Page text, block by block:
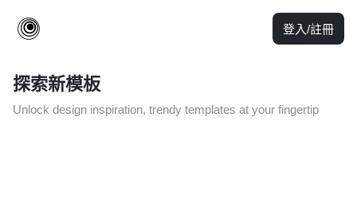
登入/註冊
探索新模板
Unlock design inspiration, trendy templates at your fingertip